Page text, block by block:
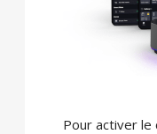
Pour activer le